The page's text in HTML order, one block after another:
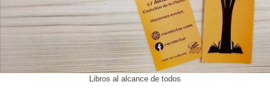
Libros al alcance de todos